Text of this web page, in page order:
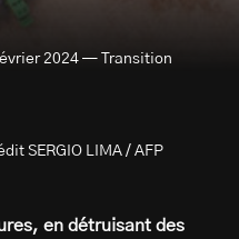
2024 — Transition
SERGIO LIMA / AFP
en détruisant des